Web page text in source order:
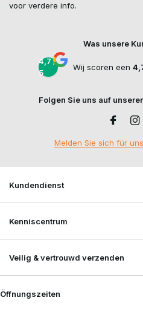
voor verdere info.
Was unsere
4,7 /
5
Wij scoren een
Folgen Sie uns auf
Melden Sie sich für
Kundendienst
Kenniscentrum
Veilig & vertrouwd verzenden
Öffnungszeiten